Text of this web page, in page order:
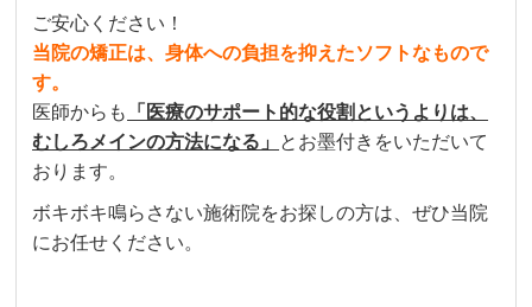
ご安心ください！
当院の矯正は、身体への負担を抑えたソフトなもので
す。
医師からも
「医療のサポート的な役割というよりは、
むしろメインの方法になる」
とお墨付きをいただいて
おります。
ボキボキ鳴らさない施術院をお探しの方は、ぜひ当院
にお任せください。